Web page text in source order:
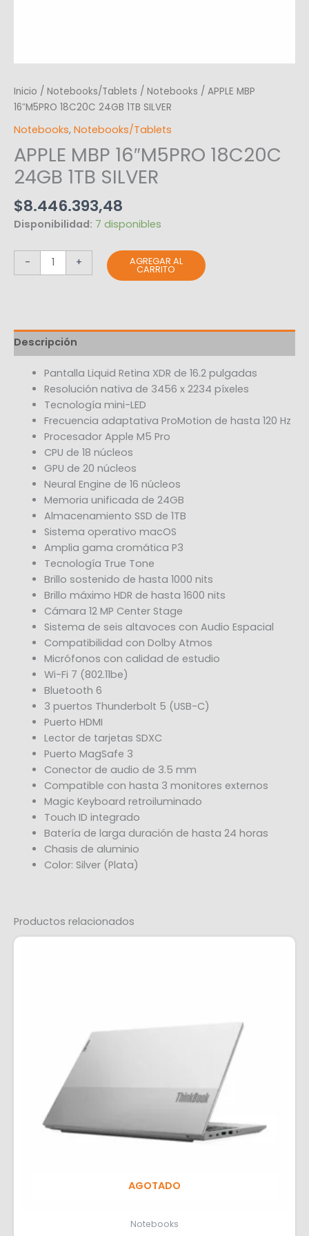
Inicio / Notebooks/Tablets / Notebooks / APPLE MBP
16″M5PRO 18C20C 24GB 1TB SILVER
Notebooks, Notebooks/Tablets
APPLE MBP 16″M5PRO 18C20C
24GB 1TB SILVER
$8.446.393,48
Disponibilidad: 7 disponibles
- + AGREGAR AL
CARRITO
Descripción
Pantalla Liquid Retina XDR de 16.2 pulgadas
Resolución nativa de 3456 x 2234 píxeles
Tecnología mini-LED
Frecuencia adaptativa ProMotion de hasta 120 Hz
Procesador Apple M5 Pro
CPU de 18 núcleos
GPU de 20 núcleos
Neural Engine de 16 núcleos
Memoria unificada de 24GB
Almacenamiento SSD de 1TB
Sistema operativo macOS
Amplia gama cromática P3
Tecnología True Tone
Brillo sostenido de hasta 1000 nits
Brillo máximo HDR de hasta 1600 nits
Cámara 12 MP Center Stage
Sistema de seis altavoces con Audio Espacial
Compatibilidad con Dolby Atmos
Micrófonos con calidad de estudio
Wi-Fi 7 (802.11be)
Bluetooth 6
3 puertos Thunderbolt 5 (USB-C)
Puerto HDMI
Lector de tarjetas SDXC
Puerto MagSafe 3
Conector de audio de 3.5 mm
Compatible con hasta 3 monitores externos
Magic Keyboard retroiluminado
Touch ID integrado
Batería de larga duración de hasta 24 horas
Chasis de aluminio
Color: Silver (Plata)
Productos relacionados
AGOTADO
Notebooks